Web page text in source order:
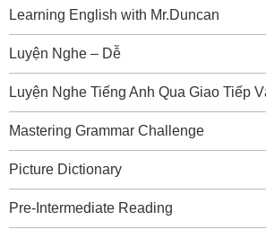
Learning English with Mr.Duncan
Luyện Nghe – Dễ
Luyện Nghe Tiếng Anh Qua Giao Tiếp
Mastering Grammar Challenge
Picture Dictionary
Pre-Intermediate Reading